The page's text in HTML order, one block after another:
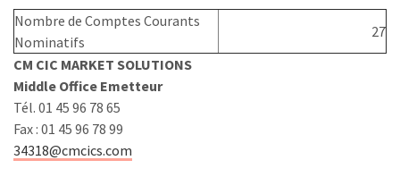
Nombre de Comptes Courants
Nominatifs
27
CM CIC MARKET SOLUTIONS
Middle Office Emetteur
Tél. 01 45 96 78 65
Fax : 01 45 96 78 99
34318@cmcics.com